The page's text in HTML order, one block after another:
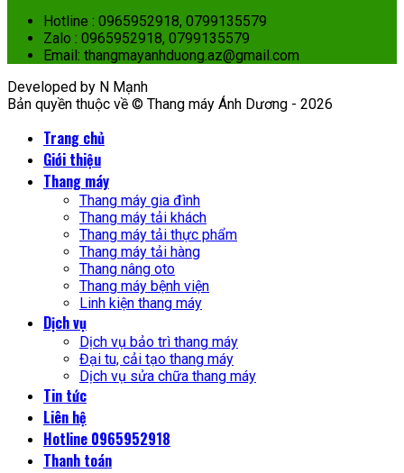
Hotline : 0965952918, 0799135579
Zalo : 0965952918, 0799135579
Email: thangmayanhduong.az@gmail.com
Developed by N Mạnh
Bản quyền thuộc về © Thang máy Ánh Dương - 2026
Trang chủ
Giới thiệu
Thang máy
Thang máy gia đình
Thang máy tải khách
Thang máy tải thực phẩm
Thang máy tải hàng
Thang nâng oto
Thang máy bệnh viện
Linh kiện thang máy
Dịch vụ
Dịch vụ bảo trì thang máy
Đại tu, cải tạo thang máy
Dịch vụ sửa chữa thang máy
Tin tức
Liên hệ
Hotline 0965952918
Thanh toán